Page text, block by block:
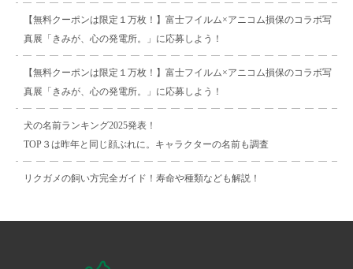
【無料クーポンは限定１万枚！】富士フイルム×アニコム損保のコラボ写
真展「きみが、心の発電所。」に応募しよう！
【無料クーポンは限定１万枚！】富士フイルム×アニコム損保のコラボ写
真展「きみが、心の発電所。」に応募しよう！
犬の名前ランキング2025発表！
TOP３は昨年と同じ顔ぶれに。キャラクターの名前も調査
リクガメの飼い方完全ガイド！寿命や種類なども解説！